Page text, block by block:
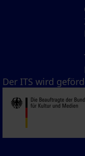
Der ITS wird